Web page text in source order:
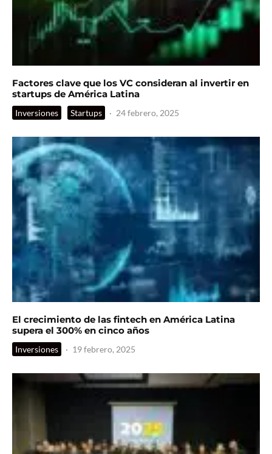
Factores clave que los VC consideran al invertir en
startups de América Latina
Inversiones Startups · 24 febrero, 2025
El crecimiento de las fintech en América Latina
supera el 300% en cinco años
Inversiones · 19 febrero, 2025